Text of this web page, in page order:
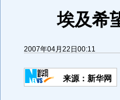
埃及希
2007年04月22日00:11
来源：新华网